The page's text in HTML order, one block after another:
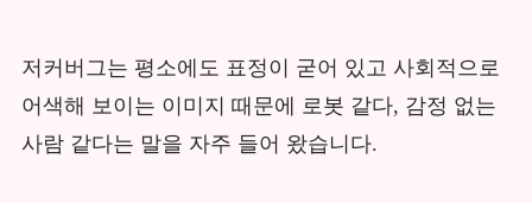
저커버그는 평소에도 표정이 굳어 있고 사회적으로
어색해 보이는 이미지 때문에 로봇 같다, 감정 없는
사람 같다는 말을 자주 들어 왔습니다.